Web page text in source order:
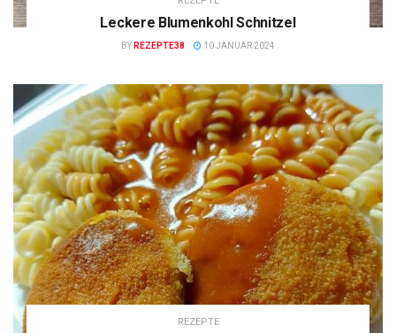
Leckere Blumenkohl Schnitzel
BY REZEPTE38 10 JANUAR 2024
REZEPTE